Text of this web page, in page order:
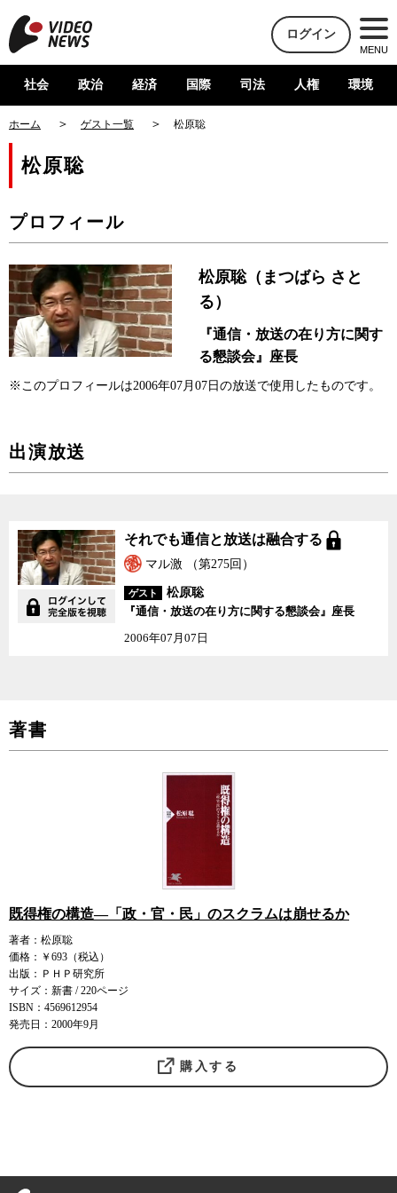
ログイン
MENU
社会 政治 経済 国際 司法 人権 環境
ホーム ゲスト一覧 松原聡
松原聡
プロフィール
松原聡（まつばら さと
る）
『通信・放送の在り方に関す
る懇談会』座長
※このプロフィールは2006年07月07日の放送で使用したものです。
出演放送
それでも通信と放送は融
合する
それでも通信と放送は融合する
マル激 （第275回）
ゲスト
松原聡
『通信・放送の在り方に関する懇談会』座長
2006年07月07日
著書
既得権の構造―「政・官・民」のスクラムは崩せるか
著者：松原聡
価格：￥693（税込）
出版：ＰＨＰ研究所
サイズ：新書 / 220ページ
ISBN：4569612954
発売日：2000年9月
購入する